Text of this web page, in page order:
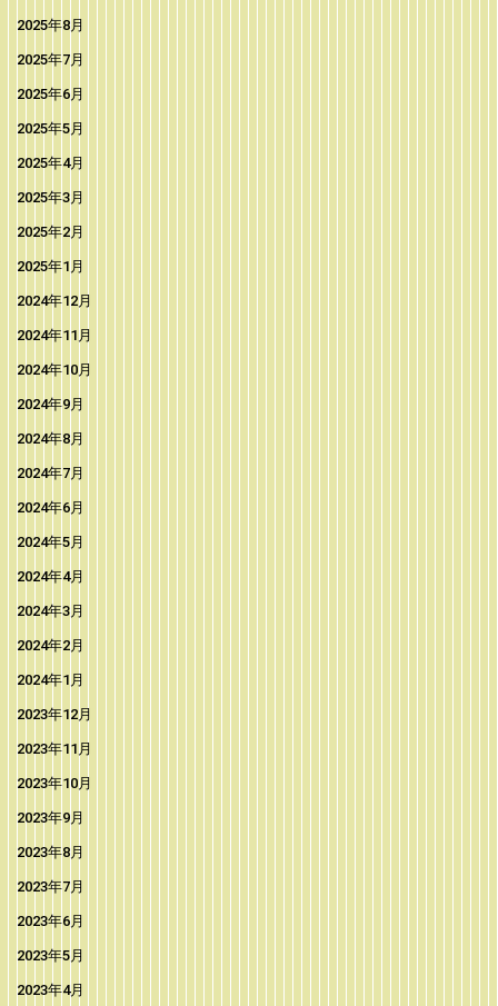
2025年8月
2025年7月
2025年6月
2025年5月
2025年4月
2025年3月
2025年2月
2025年1月
2024年12月
2024年11月
2024年10月
2024年9月
2024年8月
2024年7月
2024年6月
2024年5月
2024年4月
2024年3月
2024年2月
2024年1月
2023年12月
2023年11月
2023年10月
2023年9月
2023年8月
2023年7月
2023年6月
2023年5月
2023年4月